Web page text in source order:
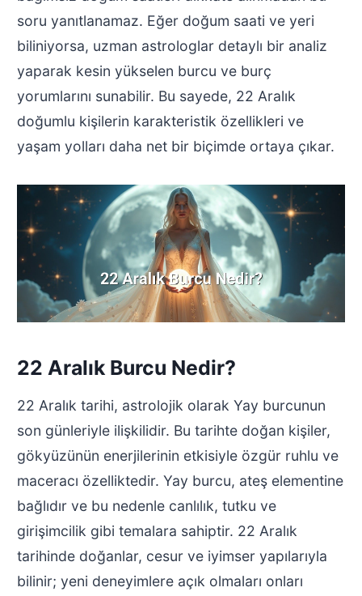
soru yanıtlanamaz. Eğer doğum saati ve yeri
biliniyorsa, uzman astrologlar detaylı bir analiz
yaparak kesin yükselen burcu ve burç
yorumlarını sunabilir. Bu sayede, 22 Aralık
doğumlu kişilerin karakteristik özellikleri ve
yaşam yolları daha net bir biçimde ortaya çıkar.
22 Aralık Burcu Nedir?
22 Aralık tarihi, astrolojik olarak Yay burcunun
son günleriyle ilişkilidir. Bu tarihte doğan kişiler,
gökyüzünün enerjilerinin etkisiyle özgür ruhlu ve
maceracı özelliktedir. Yay burcu, ateş elementine
bağlıdır ve bu nedenle canlılık, tutku ve
girişimcilik gibi temalara sahiptir. 22 Aralık
tarihinde doğanlar, cesur ve iyimser yapılarıyla
bilinir; yeni deneyimlere açık olmaları onları